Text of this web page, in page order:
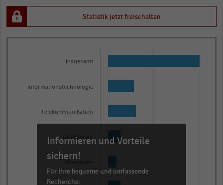
Statistik jetzt freischalten
displaying
Insgesamt
Informationstechnologie
Telekommunikation
Großgeräte
Informieren und Vorteile
sichern!
Für Ihre bequeme und umfassende
Recherche: